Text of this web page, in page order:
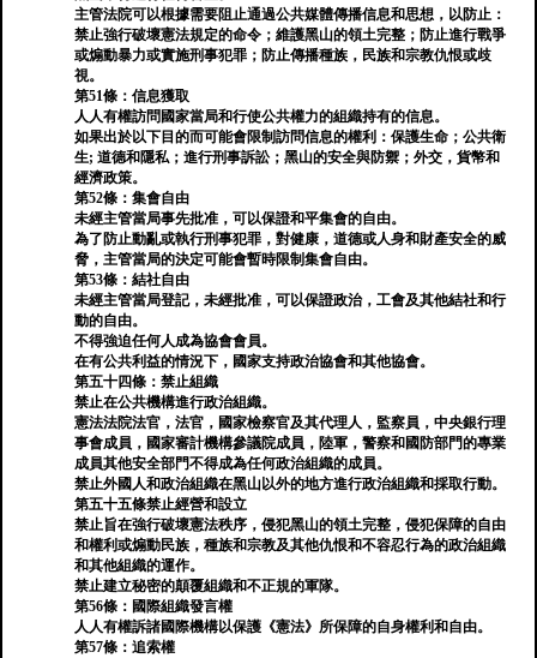
主管法院可以根據需要阻止通過公共媒體傳播信息和思想，以防止：
禁止強行破壞憲法規定的命令；維護黑山的領土完整；防止進行戰爭
或煽動暴力或實施刑事犯罪；防止傳播種族，民族和宗教仇恨或歧
視。
第51條：信息獲取
人人有權訪問國家當局和行使公共權力的組織持有的信息。
如果出於以下目的而可能會限制訪問信息的權利：保護生命；公共衛
生; 道德和隱私；進行刑事訴訟；黑山的安全與防禦；外交，貨幣和
經濟政策。
第52條：集會自由
未經主管當局事先批准，可以保證和平集會的自由。
為了防止動亂或執行刑事犯罪，對健康，道德或人身和財產安全的威
脅，主管當局的決定可能會暫時限制集會自由。
第53條：結社自由
未經主管當局登記，未經批准，可以保證政治，工會及其他結社和行
動的自由。
不得強迫任何人成為協會會員。
在有公共利益的情況下，國家支持政治協會和其他協會。
第五十四條：禁止組織
禁止在公共機構進行政治組織。
憲法法院法官，法官，國家檢察官及其代理人，監察員，中央銀行理
事會成員，國家審計機構參議院成員，陸軍，警察和國防部門的專業
成員其他安全部門不得成為任何政治組織的成員。
禁止外國人和政治組織在黑山以外的地方進行政治組織和採取行動。
第五十五條禁止經營和設立
禁止旨在強行破壞憲法秩序，侵犯黑山的領土完整，侵犯保障的自由
和權利或煽動民族，種族和宗教及其他仇恨和不容忍行為的政治組織
和其他組織的運作。
禁止建立秘密的顛覆組織和不正規的軍隊。
第56條：國際組織發言權
人人有權訴諸國際機構以保護《憲法》所保障的自身權利和自由。
第57條：追索權